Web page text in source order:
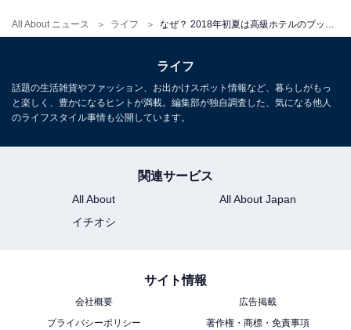
All About ニュース ライフ
抹茶ブッフェブームは“偶然”
ライフ
話題の生活雑貨やファッション、お出かけスポット情報など、暮らしがもっ
と楽しく、豊かになるヒントが満載。編集部が独自調査した、気になる他人
のライフスタイル事情も公開しています。
関連サービス
All About
All About Japan
イチオシ
サイト情報
会社概要
広告掲載
プライバシーポリシー
著作権・商標・免責事項